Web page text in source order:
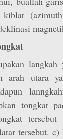
kiblat
langkah
arah utara
tongkat
tersebut.